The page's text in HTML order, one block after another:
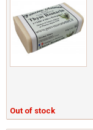
Out of stock